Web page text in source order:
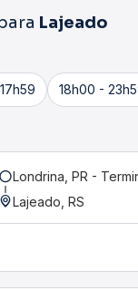
Lajeado
18h00 -
Londrina, PR -
Lajeado, RS